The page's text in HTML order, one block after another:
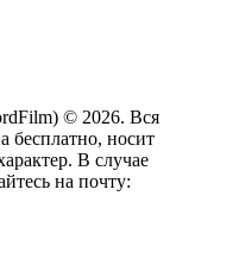
© 2026. Вся
бесплатно, носит
В случае
на почту: